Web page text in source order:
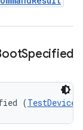
Specified
(